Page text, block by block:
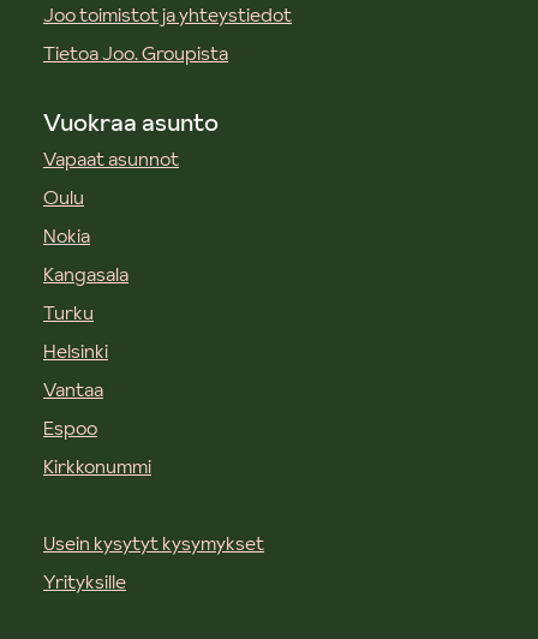
Joo toimistot ja yhteystiedot
Tietoa Joo. Groupista
Vuokraa asunto
Vapaat asunnot
Oulu
Nokia
Kangasala
Turku
Helsinki
Vantaa
Espoo
Kirkkonummi
Usein kysytyt kysymykset
Yrityksille